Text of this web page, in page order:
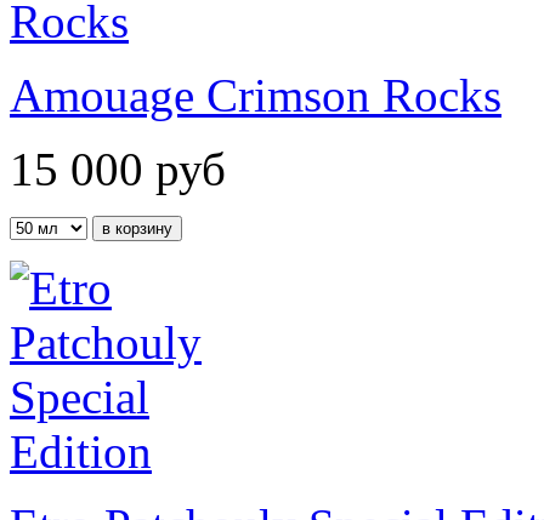
Amouage Crimson Rocks
15 000 руб